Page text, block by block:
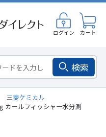
ログイン カート
検索
三菱ケミカル
カールフィッシャー水分測